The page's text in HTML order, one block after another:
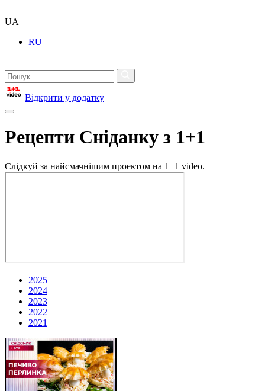
UA
RU
Відкрити у додатку
Рецепти Сніданку з 1+1
Слідкуй за найсмачнішим проектом на 1+1 video.
2025
2024
2023
2022
2021